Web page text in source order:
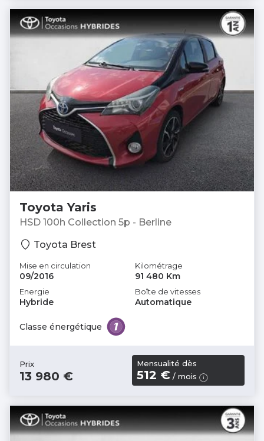
Toyota Yaris
HSD 100h Collection 5p - Berline
Toyota Brest
Mise en circulation
09/2016
Kilométrage
91 480 Km
Energie
Hybride
Boîte de vitesses
Automatique
Classe énergétique
Prix
13 980 €
Mensualité dès
512 € / mois